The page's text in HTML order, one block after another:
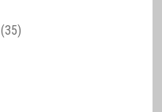
(35)